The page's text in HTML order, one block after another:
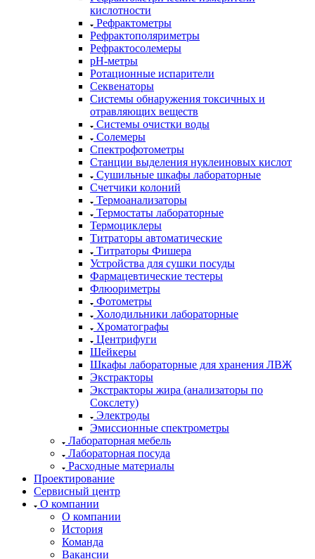
кислотности
Рефрактометры
Рефрактополяриметры
Рефрактосолемеры
рН-метры
Ротационные испарители
Секвенаторы
Системы обнаружения токсичных и
отравляющих веществ
Системы очистки воды
Солемеры
Спектрофотометры
Станции выделения нуклеиновых кислот
Сушильные шкафы лабораторные
Счетчики колоний
Термоанализаторы
Термостаты лабораторные
Термоциклеры
Титраторы автоматические
Титраторы Фишера
Устройства для сушки посуды
Фармацевтические тестеры
Флюориметры
Фотометры
Холодильники лабораторные
Хроматографы
Центрифуги
Шейкеры
Шкафы лабораторные для хранения ЛВЖ
Экстракторы
Экстракторы жира (анализаторы по
Сокслету)
Электроды
Эмиссионные спектрометры
Лабораторная мебель
Лабораторная посуда
Расходные материалы
Проектирование
Сервисный центр
О компании
О компании
История
Команда
Вакансии